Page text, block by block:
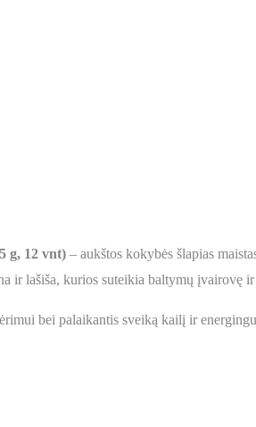
g, 12 vnt)– aukštos kokybės šlapias
ir lašiša, kurios suteikia baltymų įvairovę
bei palaikantis sveiką kailį ir